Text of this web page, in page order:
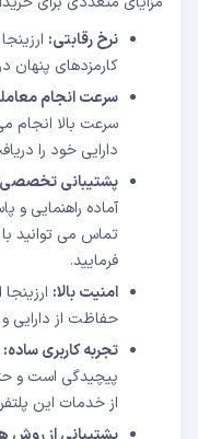
نرخ رقابتی:
کارمزدهای پنهان
سرعت انجام
سرعت بالا انجام
دارایی خود را
پشتیبانی
آماده راهنمایی و
تماس می توانید
فرمایید.
امنیت بالا:
حفاظت از دارایی و
تجربه کاربری ساده:
پیچیدگی است و
از خدمات این